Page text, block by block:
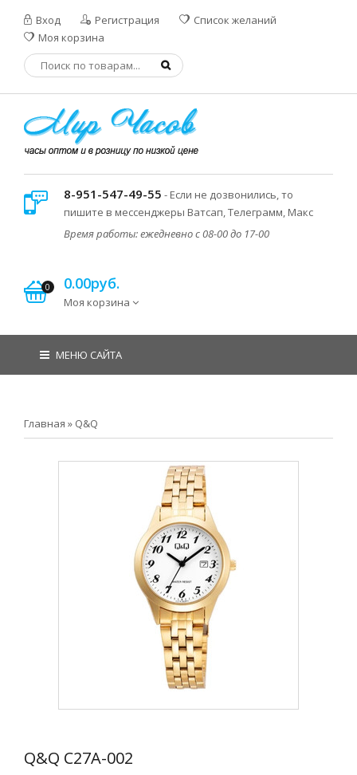
Вход Регистрация
Список желаний
Моя корзина
8-951-547-49-55 - Если не дозвонились, то
пишите в мессенджеры Ватсап, Телеграмм, Макс
Время работы: ежедневно с 08-00 до 17-00
0 0.00руб.
Моя корзина
МЕНЮ САЙТА
Главная » Q&Q
Q&Q C27A-002